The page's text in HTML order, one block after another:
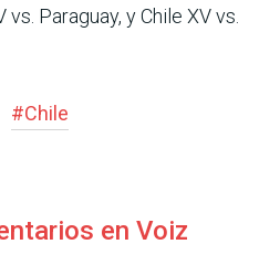
Paraguay, y Chile XV vs.
#Chile
en Voiz